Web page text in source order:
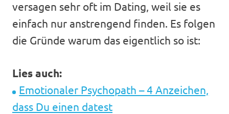
versagen sehr oft im Dating, weil sie es
einfach nur anstrengend finden. Es folgen
die Gründe warum das eigentlich so ist:
Lies auch:
Emotionaler Psychopath – 4 Anzeichen,
dass Du einen datest